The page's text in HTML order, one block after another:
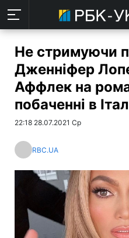
Не стримуючи
Дженніфер
Аффлек на
побаченні в
22:18 28.07.2021 Ср
RBC.UA